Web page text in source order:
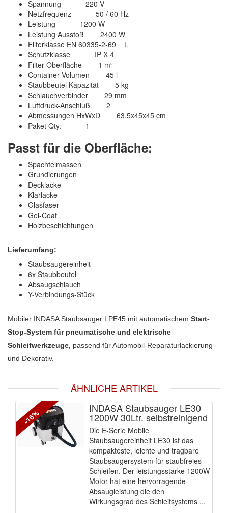
Spannung 220 V
Netzfrequenz 50 / 60 Hz
Leistung 1200 W
Leistung Ausstoß 2400 W
Filterklasse EN 60335-2-69 L
Schutzklasse IP X 4
Filter Oberfläche 1 m²
Container Volumen 45 l
Staubbeutel Kapazität 5 kg
Schlauchverbinder 29 mm
Luftdruck-Anschluß 2
Abmessungen HxWxD 63,5x45x45 cm
Paket Qty. 1
Passt für die Oberfläche:
Spachtelmassen
Grundierungen
Decklacke
Klarlacke
Glasfaser
Gel-Coat
Holzbeschichtungen
Lieferumfang:
Staubsaugereinheit
6x Staubbeutel
Absaugschlauch
Y-Verbindungs-Stück
Mobiler INDASA Staubsauger LPE45 mit automatischem Start-
Stop-System für pneumatische und elektrische
Schleifwerkzeuge, passend für Automobil-Reparaturlackierung
und Dekorativ.
ÄHNLICHE ARTIKEL
INDASA Staubsauger LE30
1200W 30Ltr. selbstreinigend
Die E-Serie Mobile
Staubsaugereinheit LE30 ist das
kompakteste, leichte und tragbare
Staubsaugersystem für staubfreies
Schleifen. Der leistungsstarke 1200W
Motor hat eine hervorragende
Absaugleistung die den
Wirkungsgrad des Schleifsystems ...
-16%